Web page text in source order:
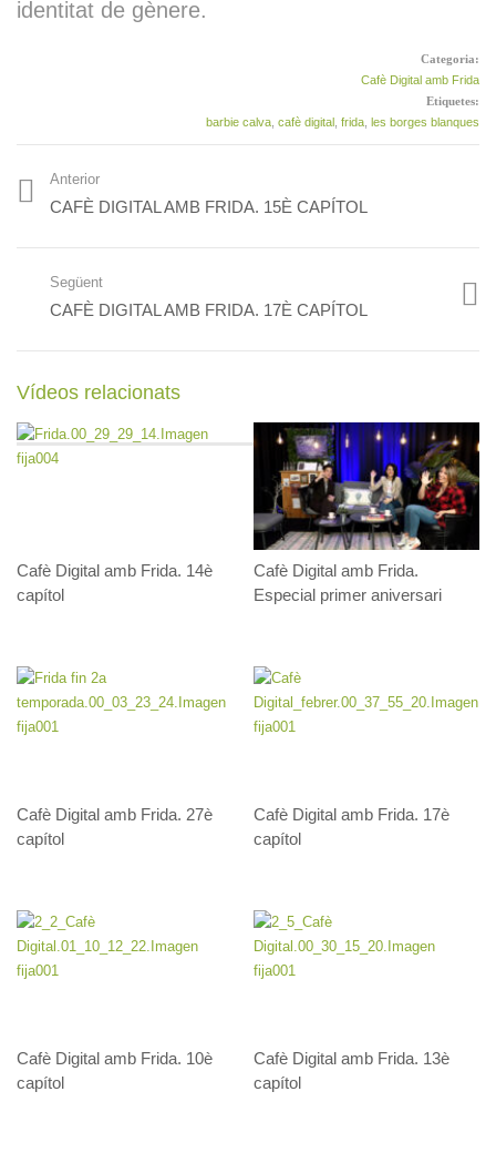
Cafè Digital amb Frida.
26è capítol
Cafè Digital amb Frida.
27è capítol
Cafè Digital amb Frida.
identitat de gènere.
Categoria:
Cafè Digital amb Frida
Etiquetes:
barbie calva cafè digital frida les borges blanques
Anterior
CAFÈ DIGITAL AMB FRIDA. 15È CAPÍTOL
Següent
CAFÈ DIGITAL AMB FRIDA. 17È CAPÍTOL
Vídeos relacionats
Cafè Digital amb Frida. 14è
capítol
Cafè Digital amb Frida.
Especial primer aniversari
Cafè Digital amb Frida. 27è
capítol
Cafè Digital amb Frida. 17è
capítol
Cafè Digital amb Frida. 10è
capítol
Cafè Digital amb Frida. 13è
capítol